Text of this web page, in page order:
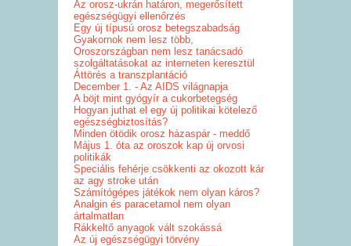
Az orosz-ukrán határon, megerősített
egészségügyi ellenőrzés
Egy új típusú orosz betegszabadság
Gyakornok nem lesz több,
Oroszországban nem lesz tanácsadó
szolgáltatásokat az interneten keresztül
Áttörés a transzplantáció
December 1. - Az AIDS világnapja
A böjt mint gyógyír a cukorbetegség
Hogyan juthat el egy új politikai kötelező
egészségbiztosítás?
Minden ötödik orosz házaspár - meddő
Május 1. óta az oroszok kap új orvosi
politikák
Speciális fehérje csökkenti az okozott kár
az agy stroke után
Számítógépes játékok nem olyan káros?
Analgin és paracetamol nem olyan
ártalmatlan
Rákkeltő anyagok vált szokássá
Az új egészségügyi törvény